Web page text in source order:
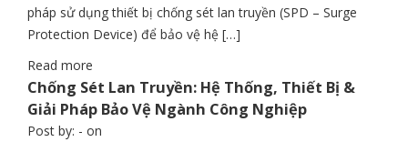
pháp sử dụng thiết bị chống sét lan truyền (SPD – Surge
Protection Device) để bảo vệ hệ […]
Read more
Chống Sét Lan Truyền: Hệ Thống, Thiết Bị &
Giải Pháp Bảo Vệ Ngành Công Nghiệp
Post by: - on